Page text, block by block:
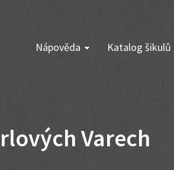
Nápověda Katalog šikulů
Varech